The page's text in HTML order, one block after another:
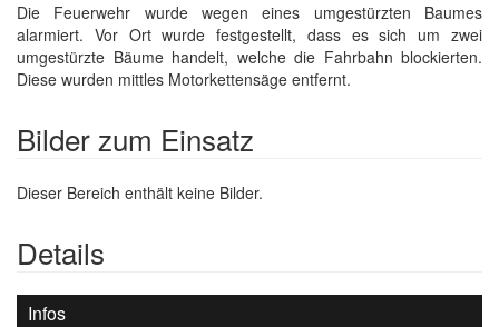
Die Feuerwehr wurde wegen eines umgestürzten Baumes
alarmiert. Vor Ort wurde festgestellt, dass es sich um zwei
umgestürzte Bäume handelt, welche die Fahrbahn blockierten.
Diese wurden mittles Motorkettensäge entfernt.
Bilder zum Einsatz
Dieser Bereich enthält keine Bilder.
Details
Infos